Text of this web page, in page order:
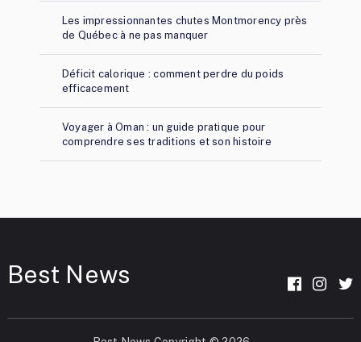
Les impressionnantes chutes Montmorency près
de Québec à ne pas manquer
Déficit calorique : comment perdre du poids
efficacement
Voyager à Oman : un guide pratique pour
comprendre ses traditions et son histoire
Best News